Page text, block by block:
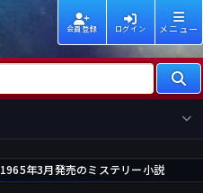
会員登録 ログイン メニュー
新着
レビュー
新刊
情報
1965年3月発売のミステリー小説